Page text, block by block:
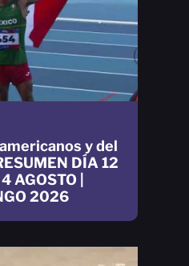
y del
DÍA 12
AGOSTO |
2026